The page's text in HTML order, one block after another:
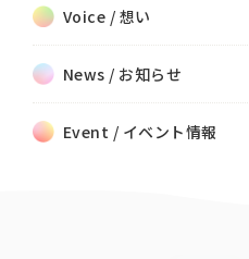
Voice / 想い
News / お知らせ
Event / イベント情報